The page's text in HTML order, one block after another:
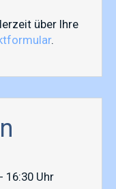
über Ihre
.
16:30 Uhr